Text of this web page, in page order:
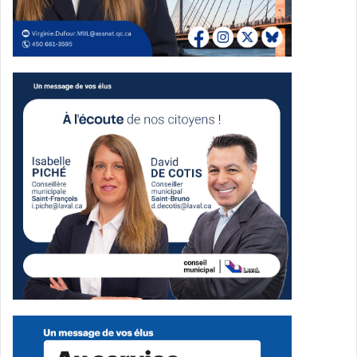
unique, contribuant au succès de cette musique
emblématique.
Maranitza Cinfinix
Jeune chanteuse prometteuse, Maranitza Cinfinix a trouvé
sa vocation musicale dès ses premières participations à
divers concours. Gagnante de plusieurs compétitions
locales et régionales, sa voix envoûtante et son charisme
sur scène ont séduit le public. Invitée à interpréter pour
Laval, elle a accepté avec enthousiasme, apportant une
touche émotive et puissante à
Oh Laval.
Ali Eren
Guitariste et compositeur doté d’une grande culture
musicale et d’une oreille exceptionnelle, Ali Eren a